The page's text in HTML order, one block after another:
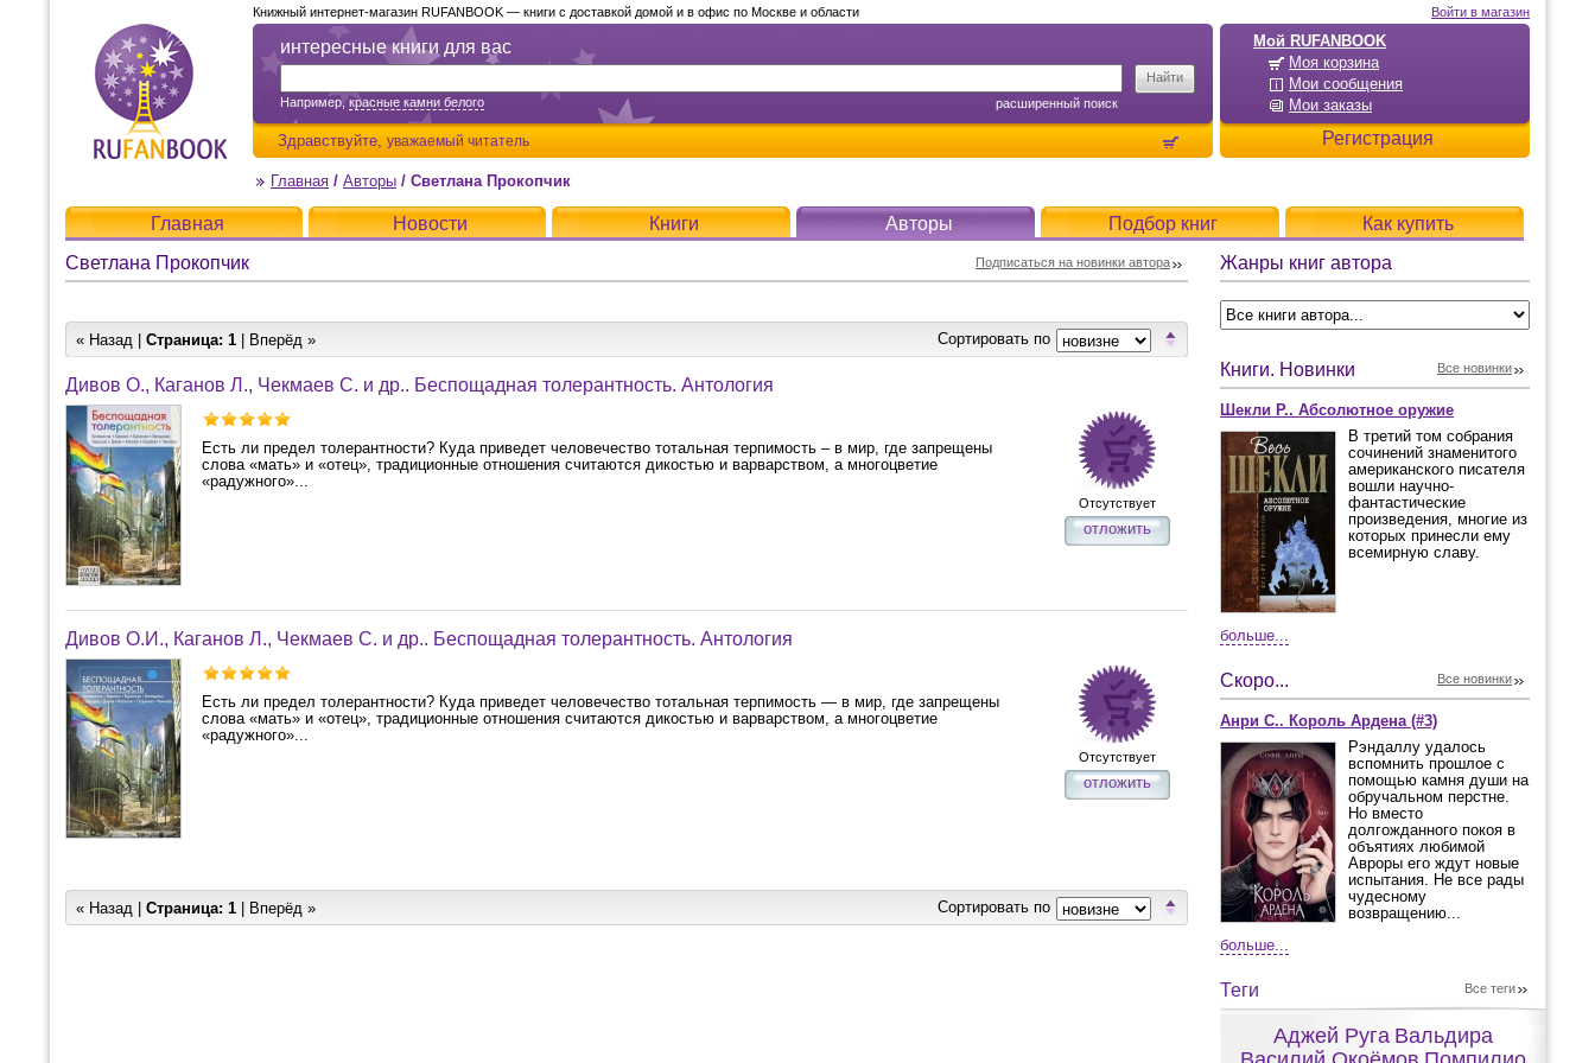
Мой RUFANBOOK
Моя корзина
Мои сообщения
Мои заказы
Регистрация
Войти в магазин
интересные книги для вас
Например,красные камни белого расширенный поиск
Здравствуйте, уважаемый читатель
Книжный интернет-магазин RUFANBOOK — книги с доставкой домой и в офис по Москве и области
Главная / Авторы / Светлана Прокопчик
Главная Новости Книги Авторы Подбор книг
Как купить
Светлана Прокопчик
Подписаться на новинки автора
« Назад | Страница: 1 | Вперёд » Сортировать по
Дивов О., Каганов Л., Чекмаев С. и др.. Беспощадная толерантность. Антология
Есть ли предел толерантности? Куда приведет человечество тотальная терпимость – в мир, где запрещены
слова «мать» и «отец», традиционные отношения считаются дикостью и варварством, а многоцветие
«радужного»...
Отсутствует
отложить
Дивов О.И., Каганов Л., Чекмаев С. и др.. Беспощадная толерантность. Антология
Есть ли предел толерантности? Куда приведет человечество тотальная терпимость — в мир, где запрещены
слова «мать» и «отец», традиционные отношения считаются дикостью и варварством, а многоцветие
«радужного»...
Отсутствует
отложить
« Назад | Страница: 1 | Вперёд » Сортировать по
Жанры книг автора
Книги. Новинки Все новинки
Шекли Р.. Абсолютное оружие
В третий том собрания
сочинений знаменитого
американского писателя
вошли научно-
фантастические
произведения, многие из
которых принесли ему
всемирную славу.
больше...
Скоро... Все новинки
Анри С.. Король Ардена (#3)
Рэндаллу удалось
вспомнить прошлое с
помощью камня души на
обручальном перстне.
Но вместо
долгожданного покоя в
объятиях любимой
Авроры его ждут новые
испытания. Не все рады
чудесному
возвращению...
больше...
Теги Все теги
Аджей Руга Вальдира